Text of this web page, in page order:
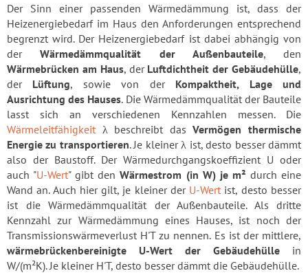
Der Sinn einer passenden Wärmedämmung ist, dass der
Heizenergiebedarf im Haus den Anforderungen entsprechend
begrenzt wird. Der Heizenergiebedarf ist dabei abhängig von
derWärmedämmqualität der Außenbauteile, den
Wärmebrücken am Haus, derLuftdichtheit der Gebäudehülle,
der Lüftung, sowie von der Kompaktheit, Lage und
Ausrichtung des Hauses. Die Wärmedämmqualität der Bauteile
lasst sich an verschiedenen Kennzahlen messen. Die
Wärmeleitfähigkeit λ beschreibt dasVermögen thermische
Energie zu transportieren. Je kleiner λ ist, desto besser dämmt
also der Baustoff. Der Wärmedurchgangskoeffizient U oder
auch "U-Wert" gibt denWärmestrom (in W) je m² durch eine
Wand an. Auch hier gilt, je kleiner der U-Wert ist, desto besser
ist die Wärmedämmqualität der Außenbauteile. Als dritte
Kennzahl zur Wärmedämmung eines Hauses, ist noch der
Transmissionswärmeverlust H'T zu nennen. Es ist der mittlere,
wärmebrückenbereinigte U-Wert der Gebäudehülle in
W/(m²K). Je kleiner H'T, desto besser dämmt die Gebäudehülle.